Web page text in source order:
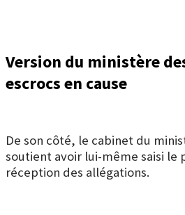
Version du ministère
escrocs en cause
De son côté, le cabinet du
soutient avoir lui-même saisi le
réception des allégations.